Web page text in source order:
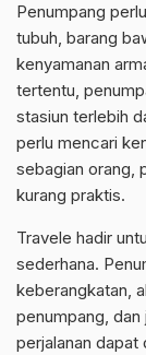
Penumpang
tubuh, barang
kenyamanan
tertentu,
stasiun terlebih
perlu mencari
sebagian orang,
kurang praktis.
Travele hadir
sederhana.
keberangkatan,
penumpang, dan
perjalanan dapat